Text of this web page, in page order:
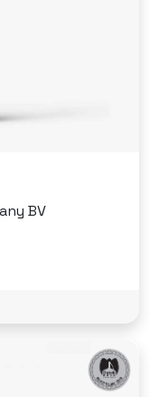
BV